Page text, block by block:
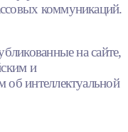
коммуникаций.
на сайте,
и
об интеллектуальной